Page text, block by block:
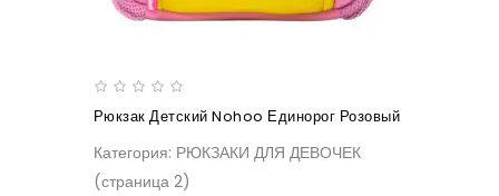
Рюкзак Детский Nohoo Единорог Розовый
Категория: РЮКЗАКИ ДЛЯ ДЕВОЧЕК
(страница 2)